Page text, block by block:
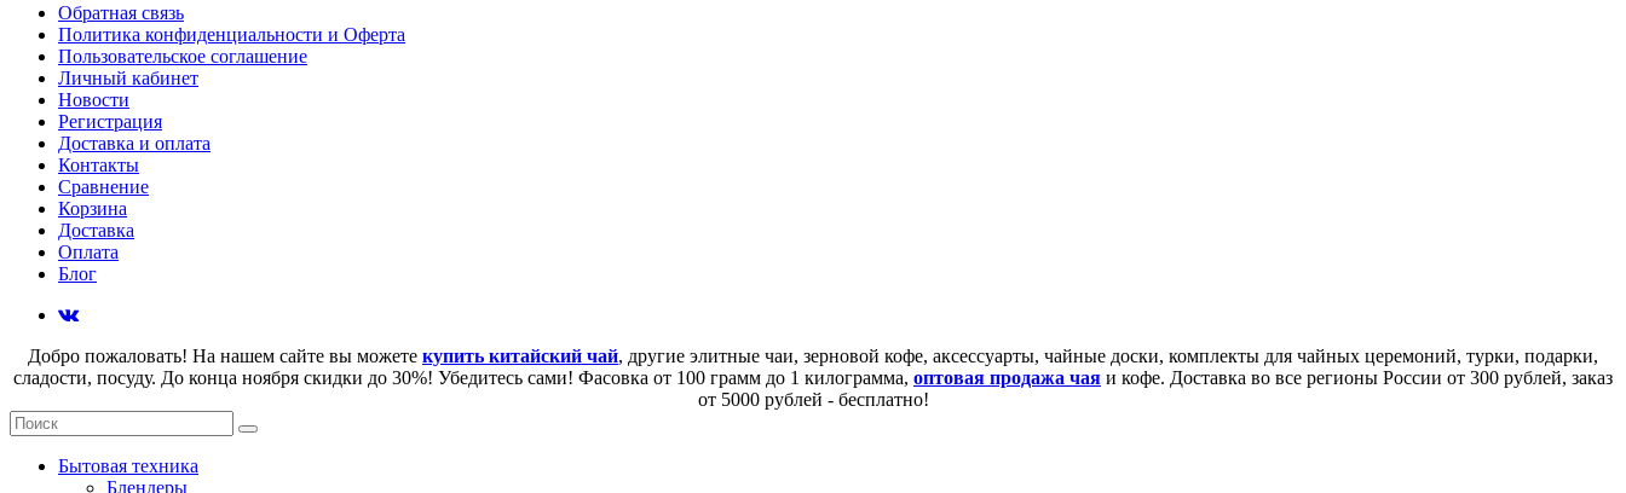
Обратная связь
Политика конфиденциальности и Оферта
Пользовательское соглашение
Личный кабинет
Новости
Регистрация
Доставка и оплата
Контакты
Сравнение
Корзина
Доставка
Оплата
Блог
Добро пожаловать! На нашем сайте вы можете купить китайский чай, другие элитные чаи, зерновой кофе, аксессуарты, чайные доски, комплекты для чайных церемоний, турки, подарки,
сладости, посуду. До конца ноября скидки до 30%! Убедитесь сами! Фасовка от 100 грамм до 1 килограмма, оптовая продажа чая и кофе. Доставка во все регионы России от 300 рублей, заказ
от 5000 рублей - бесплатно!
Бытовая техника
Блендеры